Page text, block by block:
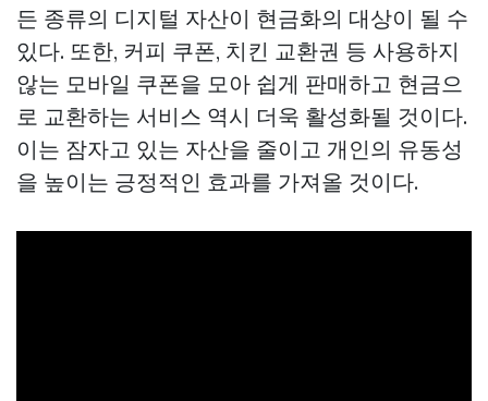
든 종류의 디지털 자산이 현금화의 대상이 될 수
있다. 또한, 커피 쿠폰, 치킨 교환권 등 사용하지
않는 모바일 쿠폰을 모아 쉽게 판매하고 현금으
로 교환하는 서비스 역시 더욱 활성화될 것이다.
이는 잠자고 있는 자산을 줄이고 개인의 유동성
을 높이는 긍정적인 효과를 가져올 것이다.